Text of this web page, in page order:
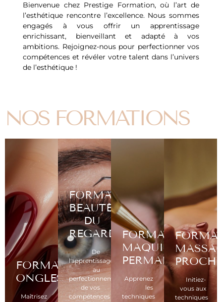
Bienvenue chez Prestige Formation, où l’art de
l’esthétique rencontre l’excellence. Nous sommes
engagés à vous offrir un apprentissage
enrichissant, bienveillant et adapté à vos
ambitions. Rejoignez-nous pour perfectionner vos
compétences et révéler votre talent dans l’univers
de l’esthétique !
NOS FORMATIONS
FORMATIONS
ONGLES
Maîtrisez
FORMATIONS
BEAUTÉ
DU
REGARD
De
l'apprentissage
au
perfectionnement
de vos
compétences
FORMATIONS
MAQUILLAGE
PERMANENT
Apprenez
les
techniques
Initiez-
vous aux
techniques